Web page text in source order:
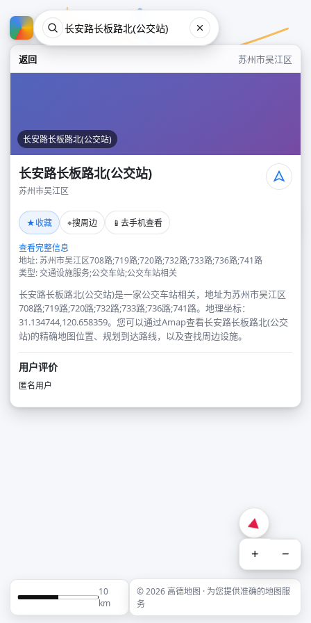
返回 苏州市吴江区
长安路长板路北(公交站)
长安路长板路北(公交站)
苏州市吴江区
★收藏 ⌖搜周边 📱 去手机查看
查看完整信息
地址: 苏州市吴江区708路;719路;720路;732路;733路;736路;741路
类型: 交通设施服务;公交车站;公交车站相关
长安路长板路北(公交站)是一家公交车站相关，地址为苏州市吴江区
708路;719路;720路;732路;733路;736路;741路。地理坐标：
31.134744,120.658359。您可以通过Amap查看长安路长板路北(公交
站)的精确地图位置、规划到达路线，以及查找周边设施。
用户评价
匿名用户
+ −
10
km
© 2026 高德地图 · 为您提供准确的地图服
务